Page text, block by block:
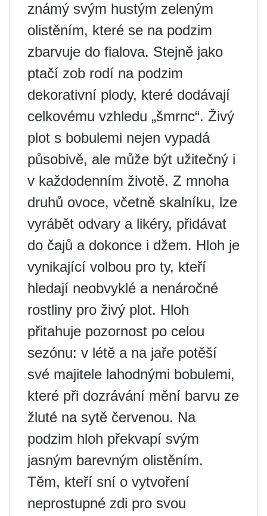
známý svým hustým zeleným
olistěním, které se na podzim
zbarvuje do fialova. Stejně jako
ptačí zob rodí na podzim
dekorativní plody, které dodávají
celkovému vzhledu „šmrnc“. Živý
plot s bobulemi nejen vypadá
působivě, ale může být užitečný i
v každodenním životě. Z mnoha
druhů ovoce, včetně skalníku, lze
vyrábět odvary a likéry, přidávat
do čajů a dokonce i džem. Hloh je
vynikající volbou pro ty, kteří
hledají neobvyklé a nenáročné
rostliny pro živý plot. Hloh
přitahuje pozornost po celou
sezónu: v létě a na jaře potěší
své majitele lahodnými bobulemi,
které při dozrávání mění barvu ze
žluté na sytě červenou. Na
podzim hloh překvapí svým
jasným barevným olistěním.
Těm, kteří sní o vytvoření
neprostupné zdi pro svou